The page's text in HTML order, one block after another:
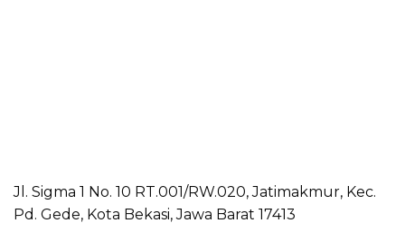
Jl. Sigma 1 No. 10 RT.001/RW.020, Jatimakmur, Kec.
Pd. Gede, Kota Bekasi, Jawa Barat 17413